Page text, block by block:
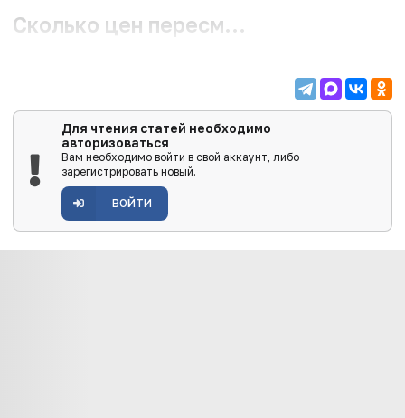
Сколько цен пересм...
Для чтения статей необходимо
авторизоваться
Вам необходимо войти в свой аккаунт, либо
зарегистрировать новый.
ВОЙТИ